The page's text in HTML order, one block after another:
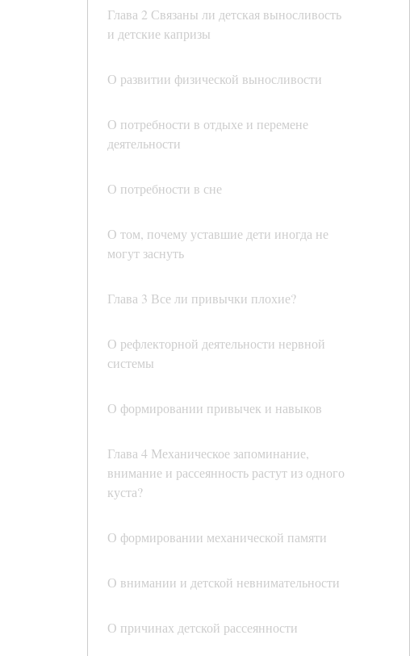
Глава 2 Связаны ли детская выносливость
и детские капризы
О развитии физической выносливости
О потребности в отдыхе и перемене
деятельности
О потребности в сне
О том, почему уставшие дети иногда не
могут заснуть
Глава 3 Все ли привычки плохие?
О рефлекторной деятельности нервной
системы
О формировании привычек и навыков
Глава 4 Механическое запоминание,
внимание и рассеянность растут из одного
куста?
О формировании механической памяти
О внимании и детской невнимательности
О причинах детской рассеянности